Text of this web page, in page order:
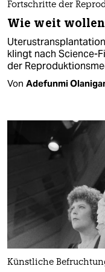
Fortschritte der
Wie weit
klingt nach Science-
der
Von Adefunmi
Künstliche